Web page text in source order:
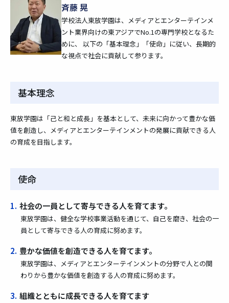
斉藤 晃
学校法人東放学園は、メディアとエンターテインメ
ント業界向けの東アジアでNo.1の専門学校となるた
めに、 以下の「基本理念」「使命」に従い、長期的
な視点で社会に貢献して参ります。
基本理念
東放学園は「己と和と成長」を基本として、未来に向かって豊かな価
値を創造し、メディアとエンターテインメントの発展に貢献できる人
の育成を目指します。
使命
1. 社会の一員として寄与できる人を育てます。
東放学園は、健全な学校事業活動を通じて、自己を磨き、社会の一
員として寄与できる人の育成に努めます。
2. 豊かな価値を創造できる人を育てます。
東放学園は、メディアとエンターテインメントの分野で人との関
わりから豊かな価値を創造する人の育成に努めます。
3. 組織とともに成長できる人を育てます